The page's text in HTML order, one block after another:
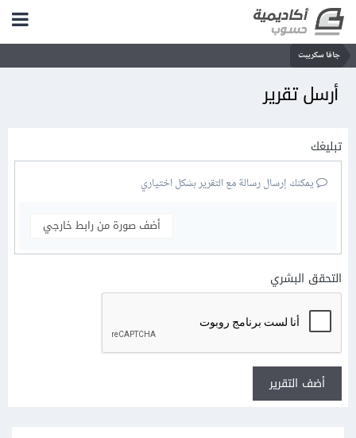
جافا سكريبت
أرسل تقرير
تبليغك
يمكنك إرسال رسالة مع التقرير بشكل اختياري
أضف صورة من رابط خارجي
التحقق البشري
أضف التقرير